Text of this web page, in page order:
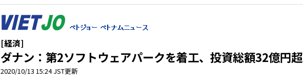
[経済]
ダナン：第2ソフトウェアパークを着工、投資総額32億円超
2020/10/13 15:24 JST更新